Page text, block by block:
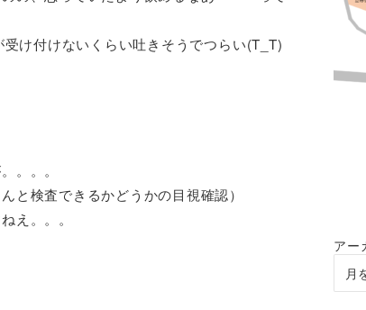
け付けないくらい吐きそうでつらい(T_T)
。。。
と検査できるかどうかの目視確認）
え。。。
アー